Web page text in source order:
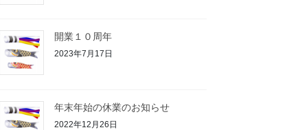
開業１０周年
2023年7月17日
年末年始の休業のお知らせ
2022年12月26日